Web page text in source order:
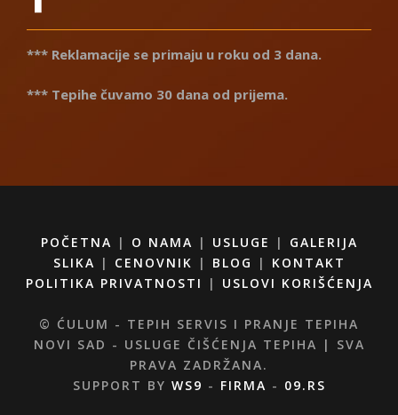
*** Reklamacije se primaju u roku od 3 dana.
*** Tepihe čuvamo 30 dana od prijema.
POČETNA | O NAMA | USLUGE | GALERIJA
SLIKA | CENOVNIK | BLOG | KONTAKT
POLITIKA PRIVATNOSTI
| USLOVI KORIŠĆENJA
© ĆULUM - TEPIH SERVIS I PRANJE TEPIHA
NOVI SAD - USLUGE ČIŠĆENJA TEPIHA | SVA
PRAVA ZADRŽANA.
SUPPORT BY WS9 - FIRMA - 09.RS